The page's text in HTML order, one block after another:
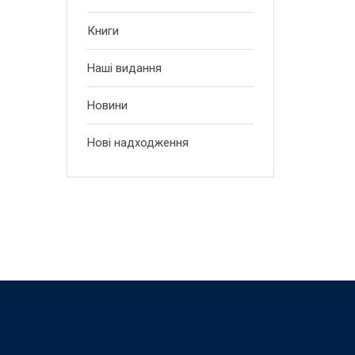
Книги
Наші видання
Новини
Нові надходження